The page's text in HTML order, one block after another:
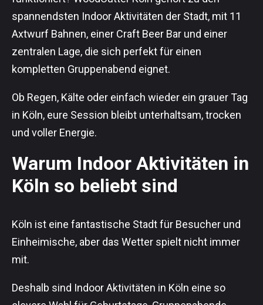
spannendsten Indoor Aktivitäten der Stadt, mit 11
Axtwurf Bahnen, einer Craft Beer Bar und einer
zentralen Lage, die sich perfekt für einen
kompletten Gruppenabend eignet.
Ob Regen, Kälte oder einfach wieder ein grauer Tag
in Köln, eure Session bleibt unterhaltsam, trocken
und voller Energie.
Warum Indoor Aktivitäten in
Köln so beliebt sind
Köln ist eine fantastische Stadt für Besucher und
Einheimische, aber das Wetter spielt nicht immer
mit.
Deshalb sind Indoor Aktivitäten in Köln eine so